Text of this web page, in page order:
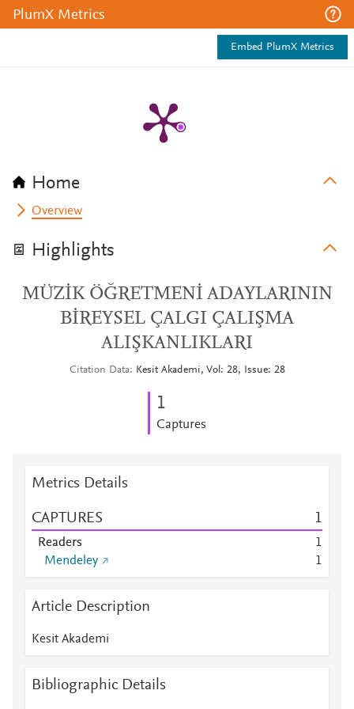
PlumX Metrics
Embed PlumX Metrics
Home
Overview
Highlights
MÜZİK ÖĞRETMENİ ADAYLARININ
BİREYSEL ÇALGI ÇALIŞMA
ALIŞKANLIKLARI
Citation Data Kesit Akademi, Vol: 28, Issue: 28
1
Captures
Metrics Details
CAPTURES 1
Readers
1
Mendeley
1
Article Description
Kesit Akademi
Bibliographic Details